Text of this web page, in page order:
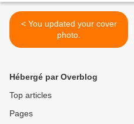
< You updated your cover
photo.
Hébergé par Overblog
Top articles
Pages